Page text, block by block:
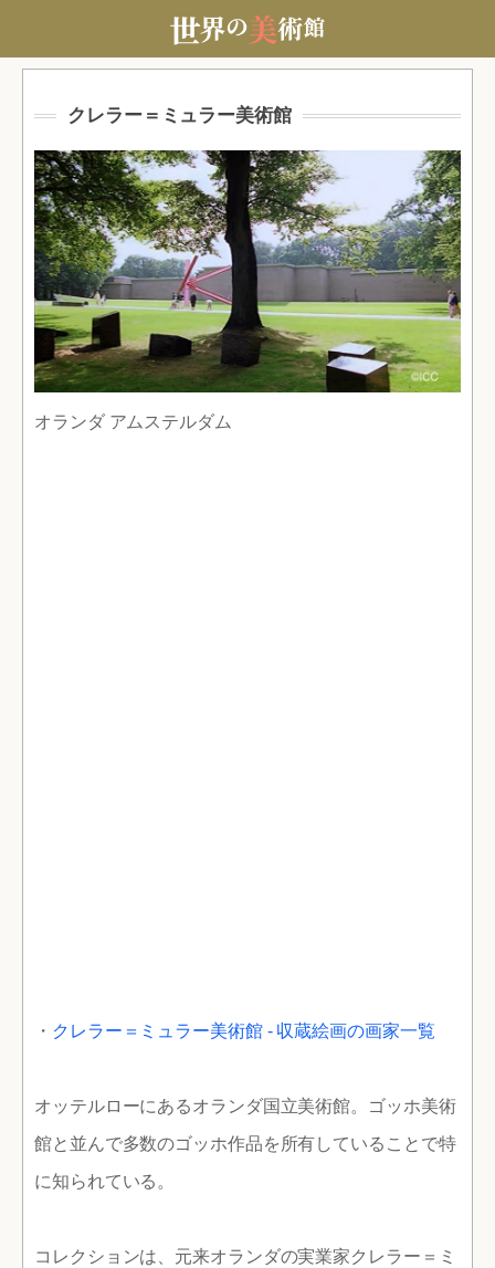
クレラー＝ミュラー美術館
オランダ アムステルダム
・ クレラー＝ミュラー美術館 - 収蔵絵画の画家一覧
オッテルローにあるオランダ国立美術館。ゴッホ美術
館と並んで多数のゴッホ作品を所有していることで特
に知られている。
コレクションは、元来オランダの実業家クレラー＝ミ